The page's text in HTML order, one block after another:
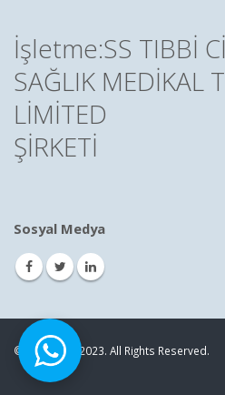
İşletme:SS TIBBİ
SAĞLIK MEDİKAL
LİMİTED
ŞİRKETİ
Sosyal Medya
© Copyright 2023. All Rights Reserved.